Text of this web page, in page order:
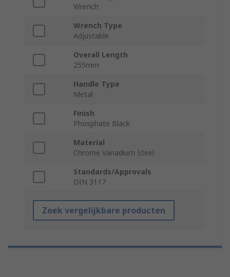
Wrench
Wrench Type
Adjustable
Overall Length
255mm
Handle Type
Metal
Finish
Phosphate Black
Material
Chrome Vanadium Steel
Standards/Approvals
DIN 3117
Zoek vergelijkbare producten